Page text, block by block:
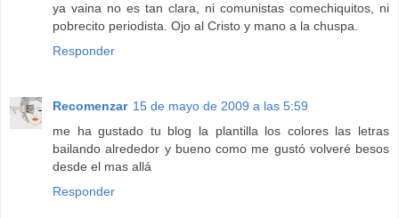
ya vaina no es tan clara, ni comunistas comechiquitos, ni
pobrecito periodista. Ojo al Cristo y mano a la chuspa.
Responder
Recomenzar 15 de mayo de 2009 a las 5:59
me ha gustado tu blog la plantilla los colores las letras
bailando alrededor y bueno como me gustó volveré besos
desde el mas allá
Responder